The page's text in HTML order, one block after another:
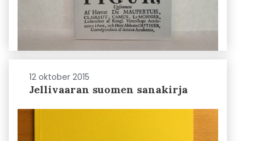
12 oktober 2015
Jellivaaran suomen sanakirja